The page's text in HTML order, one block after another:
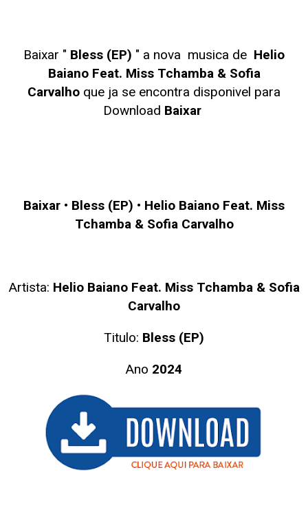
Baixar " Bless (EP) " a nova musica de Helio
Baiano Feat. Miss Tchamba & Sofia
Carvalho que ja se encontra disponivel para
Download Baixar
Baixar • Bless (EP) • Helio Baiano Feat. Miss
Tchamba & Sofia Carvalho
Artista: Helio Baiano Feat. Miss Tchamba & Sofia
Carvalho
Titulo: Bless (EP)
Ano 2024